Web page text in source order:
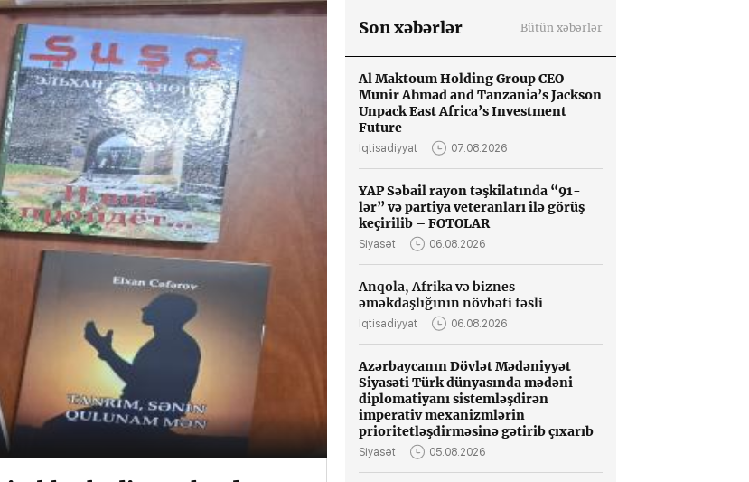
Son xəbərlər Bütün xəbərlər
Al Maktoum Holding Group CEO
Munir Ahmad and Tanzania’s Jackson
Unpack East Africa’s Investment
Future
İqtisadiyyat 07.08.2026
YAP Səbail rayon təşkilatında “91-
lər” və partiya veteranları ilə görüş
keçirilib – FOTOLAR
Siyasət 06.08.2026
Anqola, Afrika və biznes
əməkdaşlığının növbəti fəsli
İqtisadiyyat 06.08.2026
Azərbaycanın Dövlət Mədəniyyət
Siyasəti Türk dünyasında mədəni
diplomatiyanı sistemləşdirən
imperativ mexanizmlərin
prioritetləşdirməsinə gətirib çıxarıb
Siyasət 05.08.2026